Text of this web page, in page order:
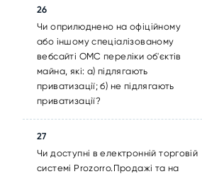
26
Чи оприлюднено на офіційному
або іншому спеціалізованому
вебсайті ОМС переліки об'єктів
майна, які: а) підлягають
приватизації; б) не підлягають
приватизації?
27
Чи доступні в електронній торговій
системі Prozorro.Продажі та на